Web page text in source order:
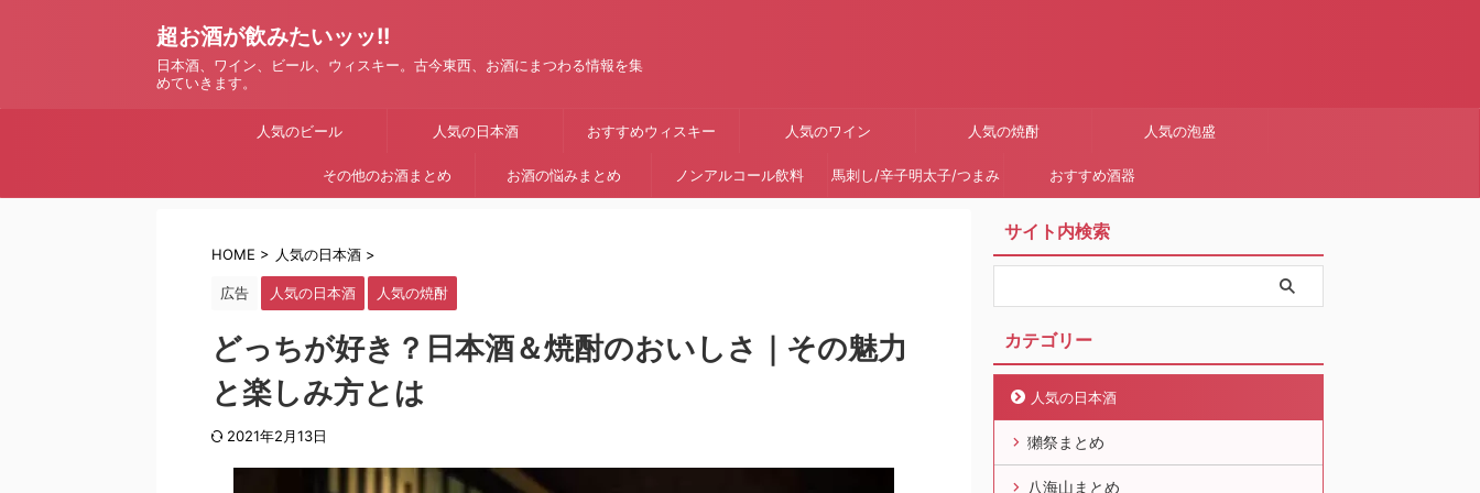
超お酒が飲みたいッッ!!
日本酒、ワイン、ビール、ウィスキー。古今東西、お酒にまつわる情報を集
めていきます。
人気のビール 人気の日本酒 おすすめウィスキー 人気のワイン 人気の焼酎 人気の泡盛
その他のお酒まとめ お酒の悩みまとめ ノンアルコール飲料 馬刺し/辛子明太子/つまみ おすすめ酒器
HOME > 人気の日本酒 >
広告 人気の日本酒 人気の焼酎
どっちが好き？日本酒＆焼酎のおいしさ｜その魅力
と楽しみ方とは
2021年2月13日
サイト内検索
カテゴリー
人気の日本酒
獺祭まとめ
八海山まとめ